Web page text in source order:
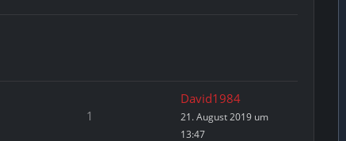
1
David1984
21. August 2019 um
13:47